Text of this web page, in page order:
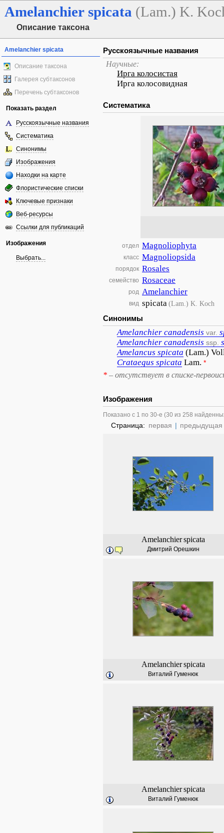
Amelanchier spicata (Lam.) K.
Описание таксона
Amelanchier spicata
Описание таксона
Галерея субтаксонов
Перечень субтаксонов
Показать раздел
Русскоязычные названия
Систематика
Синонимы
Изображения
Находки на карте
Флористические списки
Ключевые признаки
Веб-ресурсы
Ссылки для публикаций
Изображения
Выбрать...
Русскоязычные названия
Научные:
Ирга колосистая
Ирга колосовидная
Систематика
отдел Magnoliophyta
класс Magnoliopsida
порядок Rosales
семейство Rosaceae
род Amelanchier
вид spicata(Lam.) K. Koch
Синонимы
Amelanchier canadensis var.
Amelanchier canadensis ssp.
Amelancus spicata (Lam.)
Crataegus spicata Lam. *
* – отсутствует в списке-
Изображения
Показано с 1 по 30-е (30 из 258
Страница: первая | предыдущая
Amelanchier spicata
Дмитрий Орешкин
Amelanchier spicata
Виталий Гуменюк
Amelanchier spicata
Виталий Гуменюк